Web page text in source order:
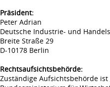
Präsident:
Peter Adrian
Deutsche Industrie- und
Breite Straße 29
D-10178 Berlin
Rechtsaufsichtsbehörde:
Zuständige Aufsichtsbehörde ist